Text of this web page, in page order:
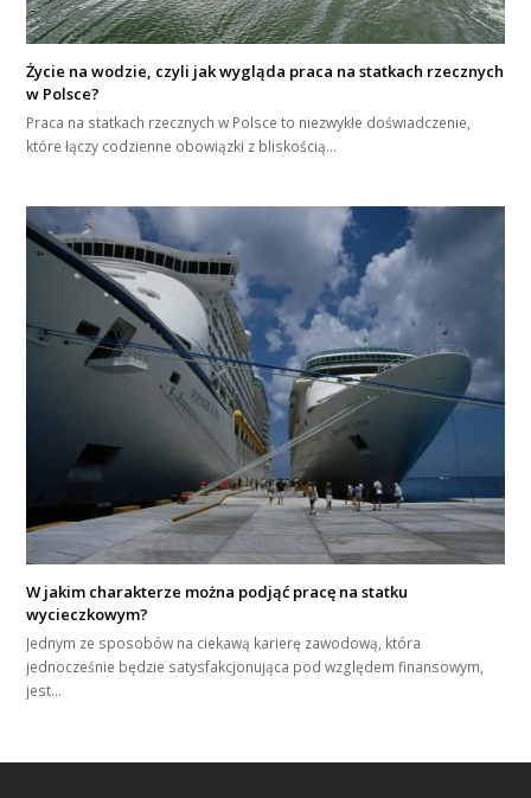
Życie na wodzie, czyli jak wygląda praca na statkach rzecznych
w Polsce?
Praca na statkach rzecznych w Polsce to niezwykłe doświadczenie,
które łączy codzienne obowiązki z bliskością…
W jakim charakterze można podjąć pracę na statku
wycieczkowym?
Jednym ze sposobów na ciekawą karierę zawodową, która
jednocześnie będzie satysfakcjonująca pod względem finansowym,
jest…